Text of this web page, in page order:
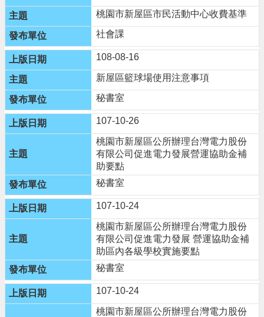
箱
常
見
問
答
桃
園
市
政
府
私
權
政
策
政
網
站
資
料
桃園市新屋區市民活動中心收費基準
社會課
108-08-16
新屋區籃球場使用注意事項
秘書室
107-10-26
桃園市新屋區公所辦理台灣電力股份
有限公司促進電力發展營運協助金補
助要點
秘書室
107-10-24
桃園市新屋區公所辦理台灣電力股份
有限公司促進電力發展 營運協助金補
助區內各級學校實施要點
秘書室
107-10-24
桃園市新屋區公所辦理台灣電力股份